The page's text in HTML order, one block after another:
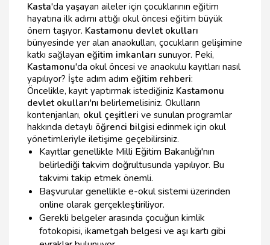
Kasta'da yaşayan aileler için çocuklarının eğitim
hayatına ilk adımı attığı okul öncesi eğitim büyük
önem taşıyor. Kastamonu devlet okulları
bünyesinde yer alan anaokulları, çocukların gelişimine
katkı sağlayan eğitim imkanları sunuyor. Peki,
Kastamonu'da okul öncesi ve anaokulu kayıtları nasıl
yapılıyor? İşte adım adım eğitim rehberi:
Öncelikle, kayıt yaptırmak istediğiniz Kastamonu
devlet okulları'nı belirlemelisiniz. Okulların
kontenjanları, okul çeşitleri ve sunulan programlar
hakkında detaylı öğrenci bilgisi edinmek için okul
yönetimleriyle iletişime geçebilirsiniz.
Kayıtlar genellikle Milli Eğitim Bakanlığı'nın
belirlediği takvim doğrultusunda yapılıyor. Bu
takvimi takip etmek önemli.
Başvurular genellikle e-okul sistemi üzerinden
online olarak gerçekleştiriliyor.
Gerekli belgeler arasında çocuğun kimlik
fotokopisi, ikametgah belgesi ve aşı kartı gibi